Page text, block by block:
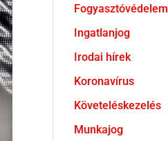
Fogyasztóvédelem
Ingatlanjog
Irodai hírek
Koronavírus
Követeléskezelés
Munkajog